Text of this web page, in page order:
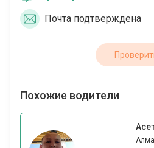
Почта подтверждена
Похожие водители